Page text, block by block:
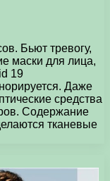
Бьют тревогу,
маски для лица,
19
Даже
средства
Содержание
тканевые